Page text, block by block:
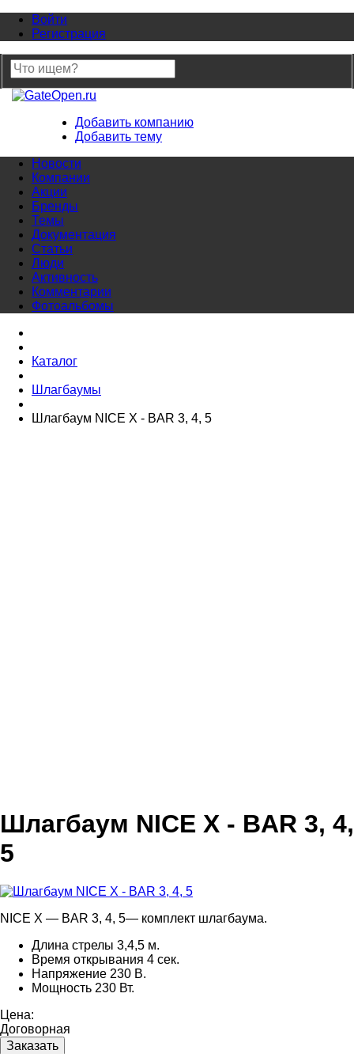
Войти
Регистрация
Добавить компанию
Добавить тему
Новости
Компании
Акции
Бренды
Темы
Документация
Статьи
Люди
Активность
Комментарии
Фотоальбомы
Каталог
Шлагбаумы
Шлагбаум NICE X - BAR 3, 4, 5
Шлагбаум NICE X - BAR 3, 4,
5
NICE X — BAR 3, 4, 5— комплект шлагбаума.
Длина стрелы 3,4,5 м.
Время открывания 4 сек.
Напряжение 230 В.
Мощность 230 Вт.
Цена:
Договорная
Заказать